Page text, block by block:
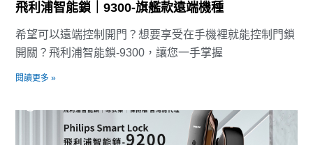
飛利浦智能鎖｜9300-旗艦款遠端機種
希望可以遠端控制開門？想要享受在手機裡就能控制門鎖
開關？飛利浦智能鎖-9300，讓您一手掌握
閱讀更多 »